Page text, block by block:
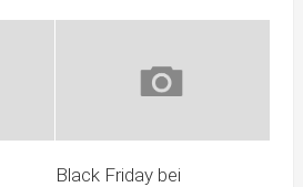
Black Friday bei